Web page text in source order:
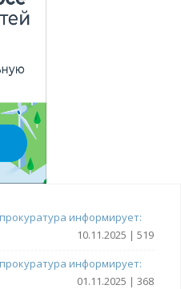
информирует:
10.11.2025 | 519
информирует:
01.11.2025 | 368